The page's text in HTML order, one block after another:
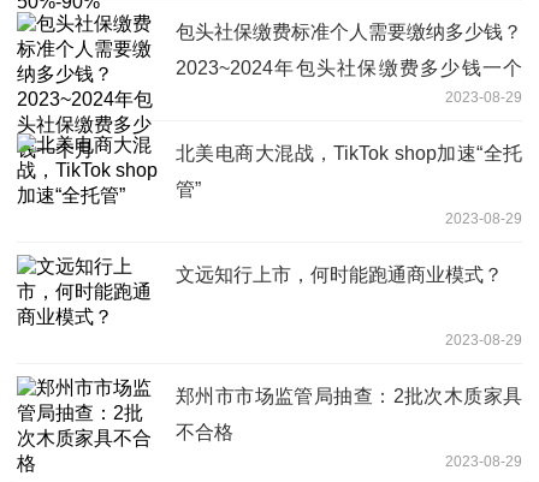
包头社保缴费标准个人需要缴纳多少钱？
2023~2024年包头社保缴费多少钱一个
2023-08-29
北美电商大混战，TikTok shop加速“全托
管”
2023-08-29
文远知行上市，何时能跑通商业模式？
2023-08-29
郑州市市场监管局抽查：2批次木质家具
不合格
2023-08-29